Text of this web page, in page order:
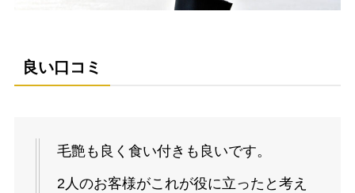
良い口コミ
毛艶も良く食い付きも良いです。
2人のお客様がこれが役に立ったと考え